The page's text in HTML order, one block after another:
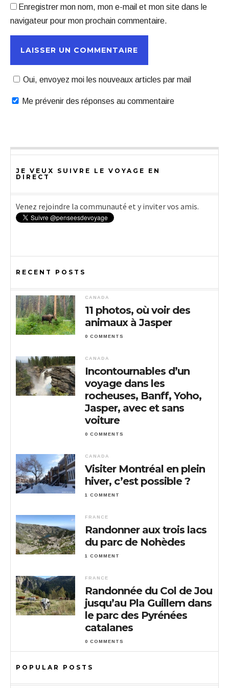
Enregistrer mon nom, mon e-mail et mon site dans le
navigateur pour mon prochain commentaire.
Oui, envoyez moi les nouveaux articles par mail
Me prévenir des réponses au commentaire
JE VEUX SUIVRE LE VOYAGE EN
DIRECT
Venez rejoindre la communauté et y inviter vos amis.
RECENT POSTS
CANADA
11 photos, où voir des
animaux à Jasper
0 COMMENTS
CANADA
Incontournables d’un
voyage dans les
rocheuses, Banff, Yoho,
Jasper, avec et sans
voiture
0 COMMENTS
CANADA
Visiter Montréal en plein
hiver, c’est possible ?
1 COMMENT
FRANCE
Randonner aux trois lacs
du parc de Nohèdes
1 COMMENT
FRANCE
Randonnée du Col de Jou
jusqu’au Pla Guillem dans
le parc des Pyrénées
catalanes
0 COMMENTS
POPULAR POSTS